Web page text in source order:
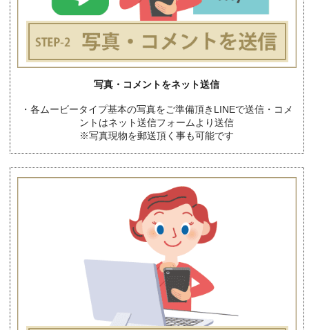
写真・コメントをネット送信
・各ムービータイプ基本の写真をご準備頂きLINEで送信・コメ
ントはネット送信フォームより送信
※写真現物を郵送頂く事も可能です